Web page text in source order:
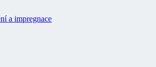
a impregnace